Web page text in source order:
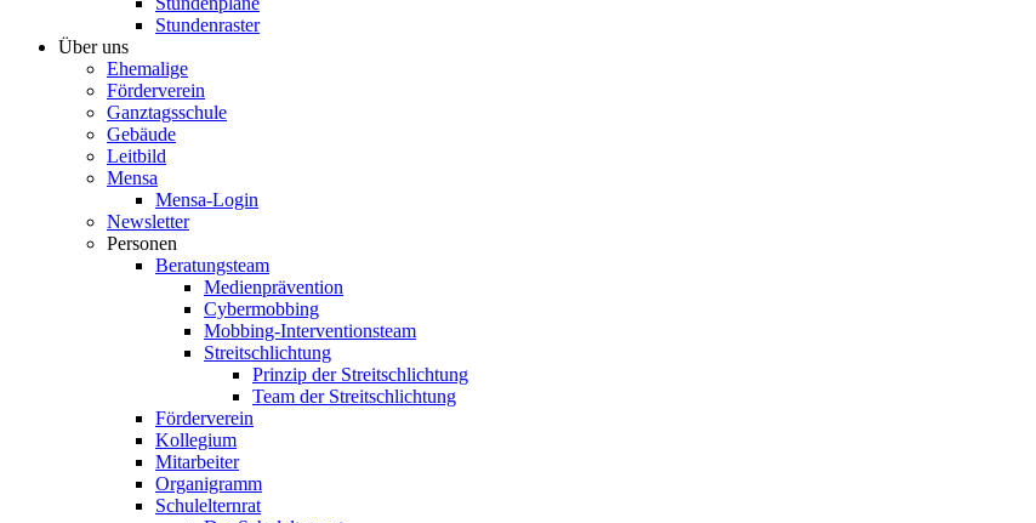
Stundenraster
Über uns
Ehemalige
Förderverein
Ganztagsschule
Gebäude
Leitbild
Mensa
Mensa-Login
Newsletter
Personen
Beratungsteam
Medienprävention
Cybermobbing
Mobbing-Interventionsteam
Streitschlichtung
Prinzip der Streitschlichtung
Team der Streitschlichtung
Förderverein
Kollegium
Mitarbeiter
Organigramm
Schulelternrat